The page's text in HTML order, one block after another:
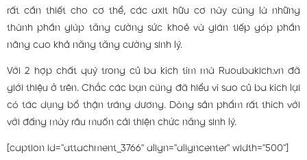
rất cần thiết cho cơ thể, các axit hữu cơ này cũng là những
thành phần giúp tăng cường sức khoẻ và gián tiếp góp phần
nâng cao khả năng tăng cường sinh lý.
Với 2 hợp chất quý trong củ ba kích tím mà Ruoubakich.vn đã
giới thiệu ở trên. Chắc các bạn cũng đã hiểu vì sao củ ba kích lại
có tác dụng bổ thận tráng dương. Dòng sản phẩm rất thích với
với đấng mày râu muốn cải thiện chức năng sinh lý.
[caption id="attachment_3766" align="aligncenter" width="500"]